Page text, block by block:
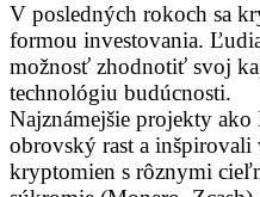
V posledných rokoch sa
formou investovania.
možnosť zhodnotiť svoj
technológiu budúcnosti.
Najznámejšie projekty
obrovský rast a
kryptomien s rôznymi